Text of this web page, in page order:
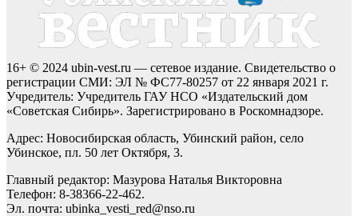
16+ © 2024 ubin-vest.ru — сетевое издание. Свидетельство о
регистрации СМИ: ЭЛ № ФС77-80257 от 22 января 2021 г.
Учредитель: Учредитель ГАУ НСО «Издательский дом
«Советская Сибирь». Зарегистрировано в Роскомнадзоре.
Адрес: Новосибирская область, Убинский район, село
Убинское, пл. 50 лет Октября, 3.
Главный редактор: Мазурова Наталья Викторовна
Телефон: 8-38366-22-462.
Эл. почта: ubinka_vesti_red@nso.ru